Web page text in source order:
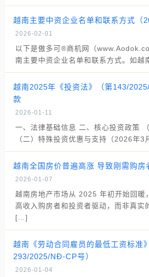
越南主要中资企业名单和联系方式（
2026-02-01
以下是傲多可®商机网（
南主要中资企业名单和联系方式。如
越南2025年《投资法》（第143/
款
2026-01-11
一、法律基础信息 二、核心投资政策
（二）特殊投资优惠与支持（2026年
越南全国房价普遍高涨 导致刚需购房
2026-01-07
越南房地产市场从 2025 年初开始回暖
高收入购房者和投资者驱动，而非真实
[…]
越南《劳动合同雇员的最低工资标准
293/2025/NĐ-CP号）
2026-01-04